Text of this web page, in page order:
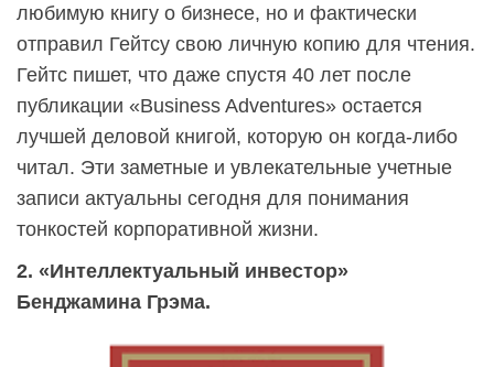
любимую книгу о бизнесе, но и фактически
отправил Гейтсу свою личную копию для чтения.
Гейтс пишет, что даже спустя 40 лет после
публикации «Business Adventures» остается
лучшей деловой книгой, которую он когда-либо
читал. Эти заметные и увлекательные учетные
записи актуальны сегодня для понимания
тонкостей корпоративной жизни.
2. «Интеллектуальный инвестор»
Бенджамина Грэма.